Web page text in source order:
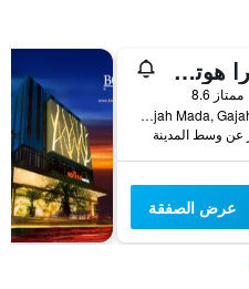
ترانسيرا هوتل بونتياناك
ممتاز 8.6
Jl. Gajah Mada, Gajah Mada 21, بونتياناك, إندونيسيا
عرض الصفقة